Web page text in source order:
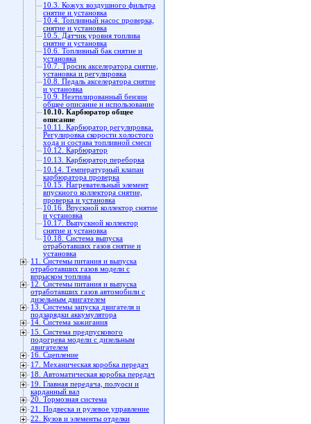
10.3. Кожух воздушного фильтра
снятие и установка
10.4. Топливный насос проверка,
снятие и установка
10.5. Датчик уровня топлива
снятие и установка
10.6. Топливный бак снятие и
установка
10.7. Тросик акселератора снятие,
установка и регулировка
10.8. Педаль акселератора снятие
и установка
10.9. Неэтилированный бензин
общее описание и использование
10.10. Карбюратор общее
описание
10.11. Карбюратор регулировка.
Регулировка скорости холостого
хода и состава топливной смеси
10.12. Карбюратор
10.13. Карбюратор переборка
10.14. Температурный клапан
карбюратора проверка
10.15. Нагревательный элемент
впускного коллектора снятие,
проверка и установка
10.16. Впускной коллектор снятие
и установка
10.17. Выпускной коллектор
снятие и установка
10.18. Система выпуска
отработавших газов снятие и
установка
11. Системы питания и выпуска
отработавших газов модели с
впрыском топлива
12. Системы питания и выпуска
отработавших газов автомобили с
дизельным двигателем
13. Системы запуска двигателя и
подзарядки аккумулятора
14. Система зажигания
15. Система предпускового
подогрева модели с дизельным
двигателем
16. Сцепление
17. Механическая коробка передач
18. Автоматическая коробка передач
19. Главная передача, полуоси и
карданный вал
20. Тормозная система
21. Подвеска и рулевое управление
22. Кузов и элементы отделки